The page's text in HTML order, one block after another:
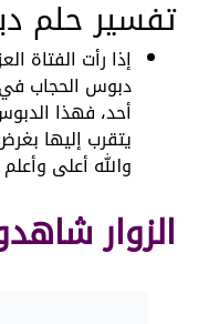
تفسير حلم
إذا رأت الفتاة
دبوس الحجاب في
أحد، فهذا
يتقرب إليها
والله أعلى وأعلم
الزوار